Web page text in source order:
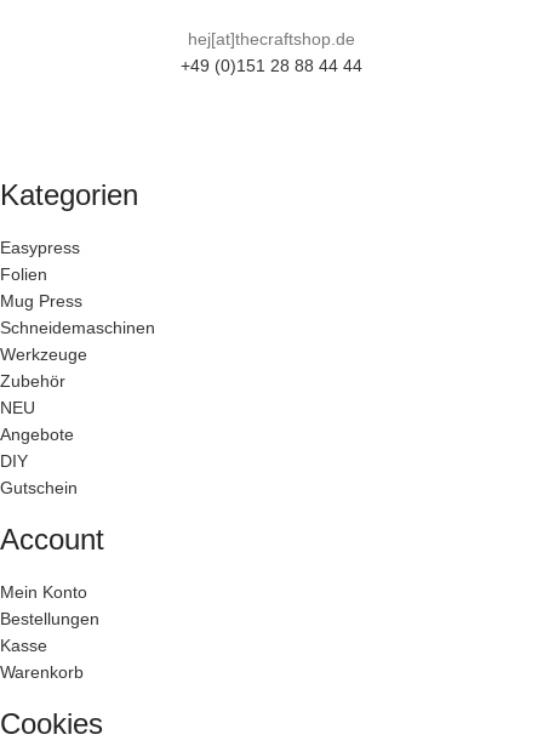
hej[at]thecraftshop.de
+49 (0)151 28 88 44 44
Kategorien
Easypress
Folien
Mug Press
Schneidemaschinen
Werkzeuge
Zubehör
NEU
Angebote
DIY
Gutschein
Account
Mein Konto
Bestellungen
Kasse
Warenkorb
Cookies